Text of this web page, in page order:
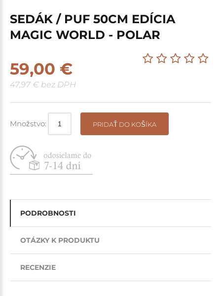
SEDÁK / PUF 50CM EDÍCIA
MAGIC WORLD - POLAR
59,00 €
47,97 € bez DPH
Množstvo: PRIDAŤ DO KOŠÍKA
PODROBNOSTI
OTÁZKY K PRODUKTU
RECENZIE